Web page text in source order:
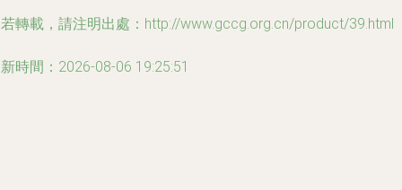
轉載，請注明出處：http://www.gccg.org.cn/product/39.html
時間：2026-08-06 19:25:51